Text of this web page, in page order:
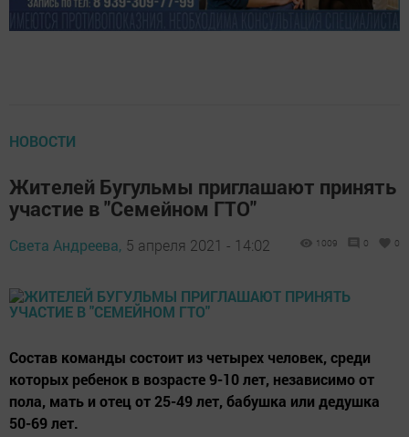
НОВОСТИ
Жителей Бугульмы приглашают принять
участие в "Семейном ГТО"
Света Андреева, 5 апреля 2021 - 14:02 1009 0 0
Состав команды состоит из четырех человек, среди
которых ребенок в возрасте 9-10 лет, независимо от
пола, мать и отец от 25-49 лет, бабушка или дедушка
50-69 лет.